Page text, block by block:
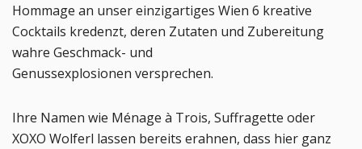
Hommage an unser einzigartiges Wien 6 kreative
Cocktails kredenzt, deren Zutaten und Zubereitung
wahre Geschmack- und
Genussexplosionen versprechen.
Ihre Namen wie Ménage à Trois, Suffragette oder
XOXO Wolferl lassen bereits erahnen, dass hier ganz